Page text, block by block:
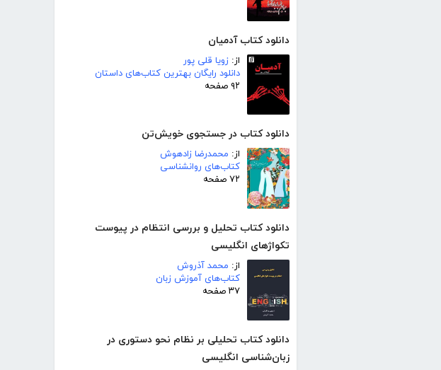
دانلود کتاب آدمیان
از: زویا قلی پور
دانلود رایگان بهترین کتاب‌های داستان
۹۲ صفحه
دانلود کتاب در جستجوی خویش‌تن
از: محمدرضا زادهوش
کتاب‌های روانشناسی
۷۲ صفحه
دانلود کتاب تحلیل و بررسی انتظام در پیوست
تکواژهای انگلیسی
از: محمد آذروش
کتاب‌های آموزش زبان
۳۷ صفحه
دانلود کتاب تحلیلی بر نظام نحو دستوری در
زبان‌شناسی انگلیسی